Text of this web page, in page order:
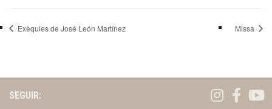
Exèquies de José León Martínez Missa
SEGUIR: